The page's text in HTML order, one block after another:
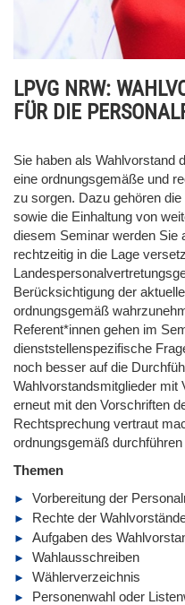
LPVG NRW:
FÜR DIE
Sie haben als Wahlvorstand
eine ordnungsgemäße und
zu sorgen. Dazu gehören
sowie die Einhaltung von
diesem Seminar werden Sie
rechtzeitig in die Lage
Berücksichtigung der
ordnungsgemäß
Referent*innen gehen im
dienststellenspezifische
noch besser auf die
Wahlvorstandsmitglieder mit
erneut mit den Vorschriften
Rechtsprechung vertraut
ordnungsgemäß
Themen
Vorbereitung der
Rechte der
Aufgaben des
Wahlausschreiben
Wählerverzeichnis
Personenwahl oder